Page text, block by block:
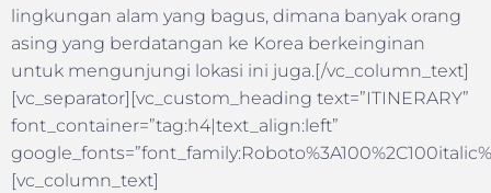
lingkungan alam yang bagus, dimana banyak orang
asing yang berdatangan ke Korea berkeinginan
untuk mengunjungi lokasi ini juga.[/vc_column_text]
[vc_separator][vc_custom_heading text=”ITINERARY”
font_container=”tag:h4|text_align:left”
[vc_column_text]